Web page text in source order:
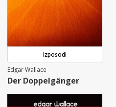
Izposodi
Edgar Wallace
Der Doppelgänger